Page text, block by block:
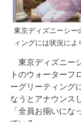
東京ディズニーシー
ィングには状況によ
東京ディズニー
トのウォーターフ
ーグリーティング
なうとアナウンス
「全員お揃いにな